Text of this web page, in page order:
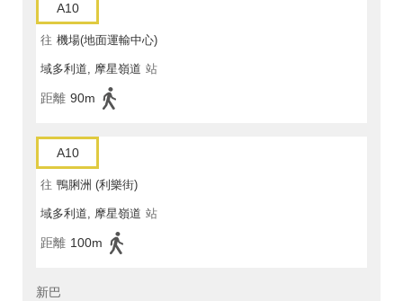
A10
往 機場(地面運輸中心)
域多利道, 摩星嶺道 站
距離 90m
A10
往 鴨脷洲 (利樂街)
域多利道, 摩星嶺道 站
距離 100m
新巴